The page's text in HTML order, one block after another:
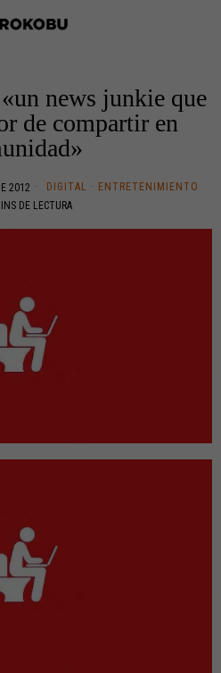
news junkie que
de compartir en
2012 DIGITAL · ENTRETENIMIENTO
DE LECTURA